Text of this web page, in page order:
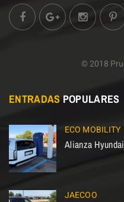
© 2018
ENTRADAS POPULARES
ECO MOBILITY
Alianza
JAECOO